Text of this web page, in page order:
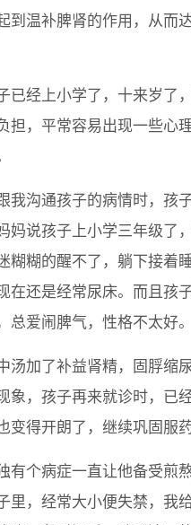
到温补脾肾的作用，从而
已经上小学了，十来岁了
担，平常容易出现一些心
沟通孩子的病情时，孩
妈说孩子上小学三年级了
糊糊的醒不了，躺下接着
在还是经常尿床。而且孩
爱闹脾气，性格不太好。
汤加了补益肾精，固脬缩
象，孩子再来就诊时，已
得开朗了，继续巩固服
有个病症一直让他备受煎
里，经常大小便失禁，我